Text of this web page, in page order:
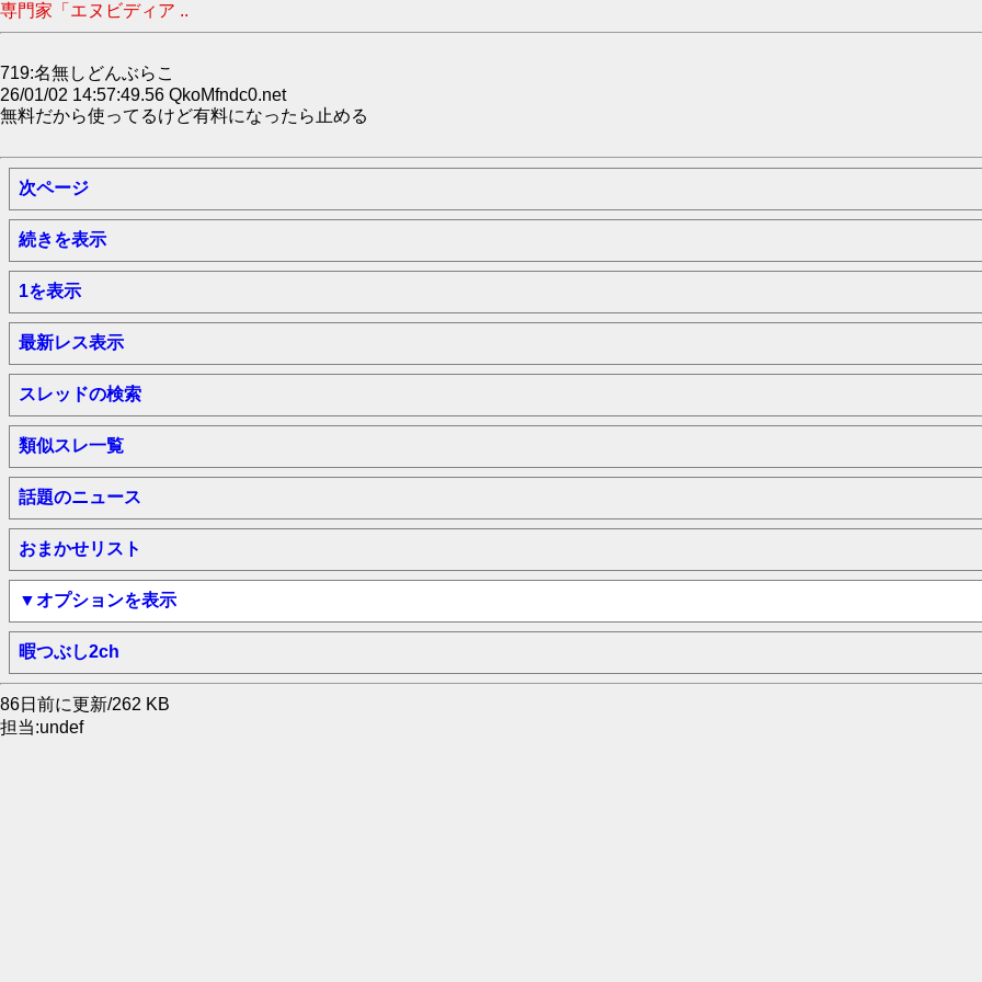
専門家「エヌビディア ..
719:名無しどんぶらこ
26/01/02 14:57:49.56 QkoMfndc0.net
無料だから使ってるけど有料になったら止める
次ページ
続きを表示
1を表示
最新レス表示
スレッドの検索
類似スレ一覧
話題のニュース
おまかせリスト
▼オプションを表示
暇つぶし2ch
86日前に更新/262 KB
担当:undef